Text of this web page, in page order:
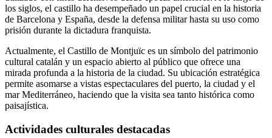
los siglos, el castillo ha desempeñado un papel crucial en la historia
de Barcelona y España, desde la defensa militar hasta su uso como
prisión durante la dictadura franquista.
Actualmente, el Castillo de Montjuïc es un símbolo del patrimonio
cultural catalán y un espacio abierto al público que ofrece una
mirada profunda a la historia de la ciudad. Su ubicación estratégica
permite asomarse a vistas espectaculares del puerto, la ciudad y el
mar Mediterráneo, haciendo que la visita sea tanto histórica como
paisajística.
Actividades culturales destacadas